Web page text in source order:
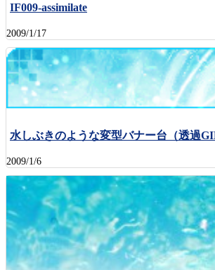
IF009-assimilate
2009/1/17
水しぶきのような変型バナー台（透過
2009/1/6